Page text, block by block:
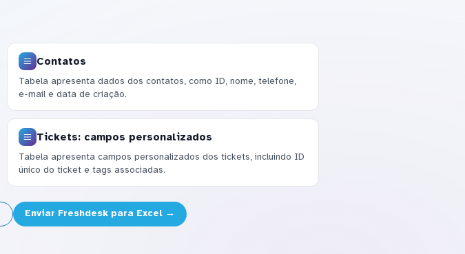
Contatos
Tabela apresenta dados dos contatos, como ID, nome, telefone,
e-mail e data de criação.
Tickets: campos personalizados
Tabela apresenta campos personalizados dos tickets, incluindo ID
único do ticket e tags associadas.
Enviar Freshdesk para Excel →